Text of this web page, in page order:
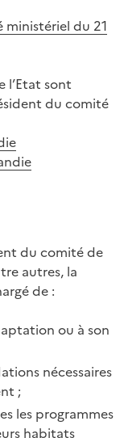
ministériel du 21
l’Etat sont
du comité
du comité de
autres, la
de :
ou à son
nécessaires
;
les programmes
habitats